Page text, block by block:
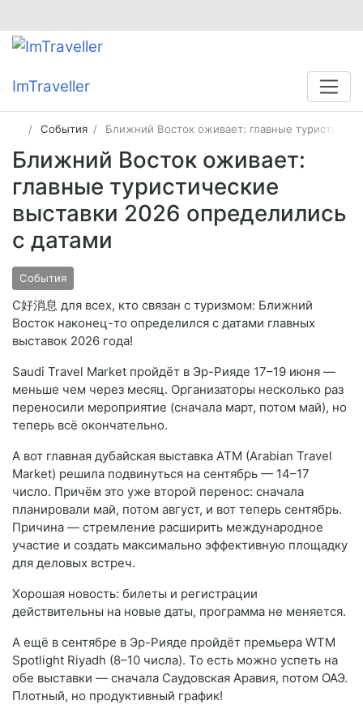
ImTraveller
События Ближний Восток оживает: главные
Ближний Восток оживает:
главные туристические
выставки 2026 определились
с датами
События
С好消息 для всех, кто связан с туризмом: Ближний
Восток наконец-то определился с датами главных
выставок 2026 года!
Saudi Travel Market пройдёт в Эр-Рияде 17–19 июня —
меньше чем через месяц. Организаторы несколько раз
переносили мероприятие (сначала март, потом май), но
теперь всё окончательно.
А вот главная дубайская выставка ATM (Arabian Travel
Market) решила подвинуться на сентябрь — 14–17
число. Причём это уже второй перенос: сначала
планировали май, потом август, и вот теперь сентябрь.
Причина — стремление расширить международное
участие и создать максимально эффективную площадку
для деловых встреч.
Хорошая новость: билеты и регистрации
действительны на новые даты, программа не меняется.
А ещё в сентябре в Эр-Рияде пройдёт премьера WTM
Spotlight Riyadh (8–10 числа). То есть можно успеть на
обе выставки — сначала Саудовская Аравия, потом ОАЭ.
Плотный, но продуктивный график!